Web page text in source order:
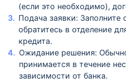
(если это необходимо),
Подача заявки: Заполните
обратитесь в отделение
кредита.
Ожидание решения:
принимается в течение
зависимости от банка.